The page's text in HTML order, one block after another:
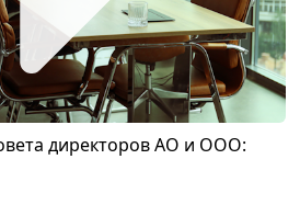
директоров АО и ООО: